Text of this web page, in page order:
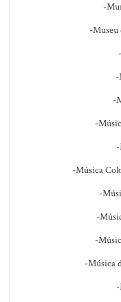
-
-Museu
-
-
-
-Música
-
-
-
-Música